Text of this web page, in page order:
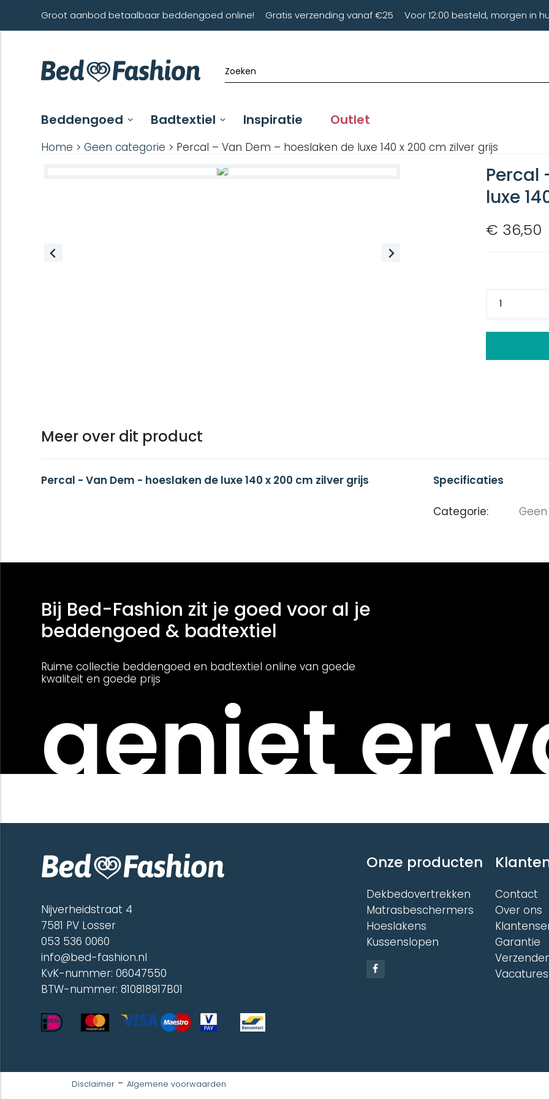
Groot aanbod betaalbaar beddengoed online! Gratis verzending vanaf €25 Voor 12:00 besteld, morgen in
Beddengoed Badtextiel Inspiratie Outlet
Home >Geen categorie > Percal – Van Dem – hoeslaken de luxe 140 x 200 cm zilver grijs
Percal
luxe
€ 36,50
Meer over dit product
Percal - Van Dem - hoeslaken de luxe 140 x 200 cm zilver grijs Specificaties
Categorie:
Bij Bed-Fashion zit je goed voor al je
beddengoed & badtextiel
Ruime collectie beddengoed en badtextiel online van goede
kwaliteit en goede prijs
geniet er
Nijverheidstraat 4
7581 PV Losser
053 536 0060
info@bed-fashion.nl
KvK-nummer: 06047550
BTW-nummer: 810818917B01
Onze producten
Dekbedovertrekken
Matrasbeschermers
Hoeslakens
Kussenslopen
Contact
Over ons
Garantie
Vacatures
Disclaimer - Algemene voorwaarden